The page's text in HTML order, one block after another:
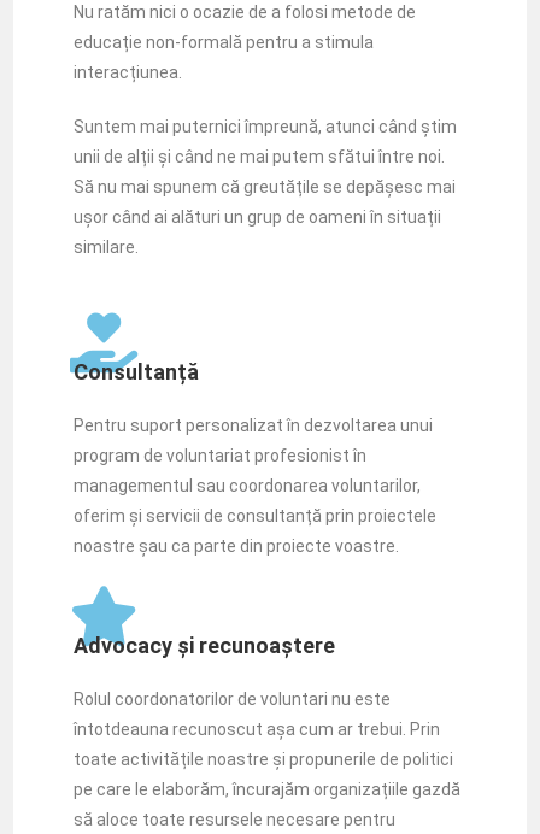
Nu ratăm nici o ocazie de a folosi metode de
educație non-formală pentru a stimula
interacțiunea.
Suntem mai puternici împreună, atunci când știm
unii de alții și când ne mai putem sfătui între noi.
Să nu mai spunem că greutățile se depășesc mai
ușor când ai alături un grup de oameni în situații
similare.
Consultanță
Pentru suport personalizat în dezvoltarea unui
program de voluntariat profesionist în
managementul sau coordonarea voluntarilor,
oferim și servicii de consultanță prin proiectele
noastre șau ca parte din proiecte voastre.
Advocacy și recunoaștere
Rolul coordonatorilor de voluntari nu este
întotdeauna recunoscut așa cum ar trebui. Prin
toate activitățile noastre și propunerile de politici
pe care le elaborăm, încurajăm organizațiile gazdă
să aloce toate resursele necesare pentru